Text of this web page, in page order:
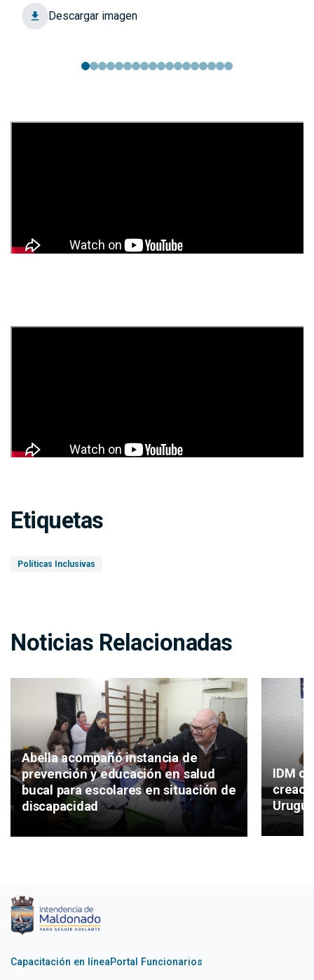
Descargar imagen
Etiquetas
Políticas Inclusivas
Noticias Relacionadas
Abella acompañó instancia de
prevención y educación en salud
bucal para escolares en situación de
discapacidad
IDM
Capacitación en líneaPortal Funcionarios